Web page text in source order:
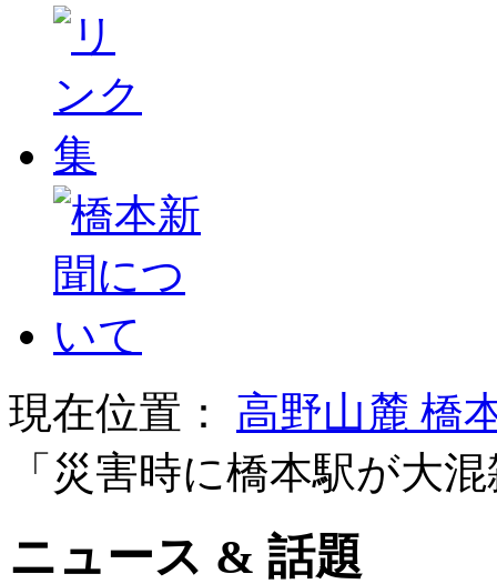
現在位置： 高野山麓 橋
「災害時に橋本駅が大
ニュース & 話題